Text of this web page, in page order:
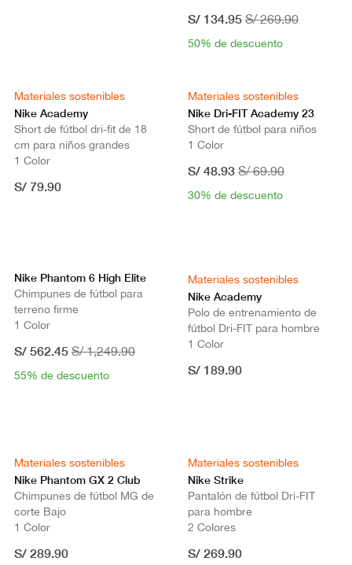
S/ 134.95 S/ 269.90
50% de descuento
Materiales sostenibles
Nike Academy
Short de fútbol dri-fit de 18
cm para niños grandes
1 Color
S/ 79.90
Materiales sostenibles
Nike Dri-FIT Academy 23
Short de fútbol para niños
1 Color
S/ 48.93 S/ 69.90
30% de descuento
Nike Phantom 6 High Elite
Chimpunes de fútbol para
terreno firme
1 Color
S/ 562.45 S/ 1,249.90
55% de descuento
Materiales sostenibles
Nike Academy
Polo de entrenamiento de
fútbol Dri-FIT para hombre
1 Color
S/ 189.90
Materiales sostenibles
Nike Phantom GX 2 Club
Chimpunes de fútbol MG de
corte Bajo
1 Color
S/ 289.90
Materiales sostenibles
Nike Strike
Pantalón de fútbol Dri-FIT
para hombre
2 Colores
S/ 269.90